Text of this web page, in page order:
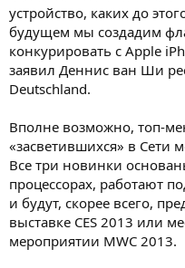
устройство, каких до
будущем мы создадим
конкурировать с Apple
заявил Деннис ван Ши
Deutschland.
Вполне возможно, топ-
«засветившихся» в Сети
Все три новинки
процессорах, работают
и будут, скорее всего,
выставке CES 2013 или
мероприятии MWC 2013.